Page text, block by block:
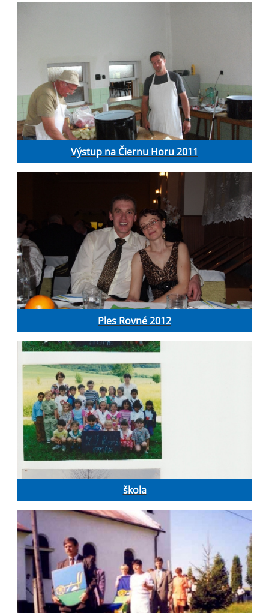
Výstup na Čiernu Horu 2011
Ples Rovné 2012
škola